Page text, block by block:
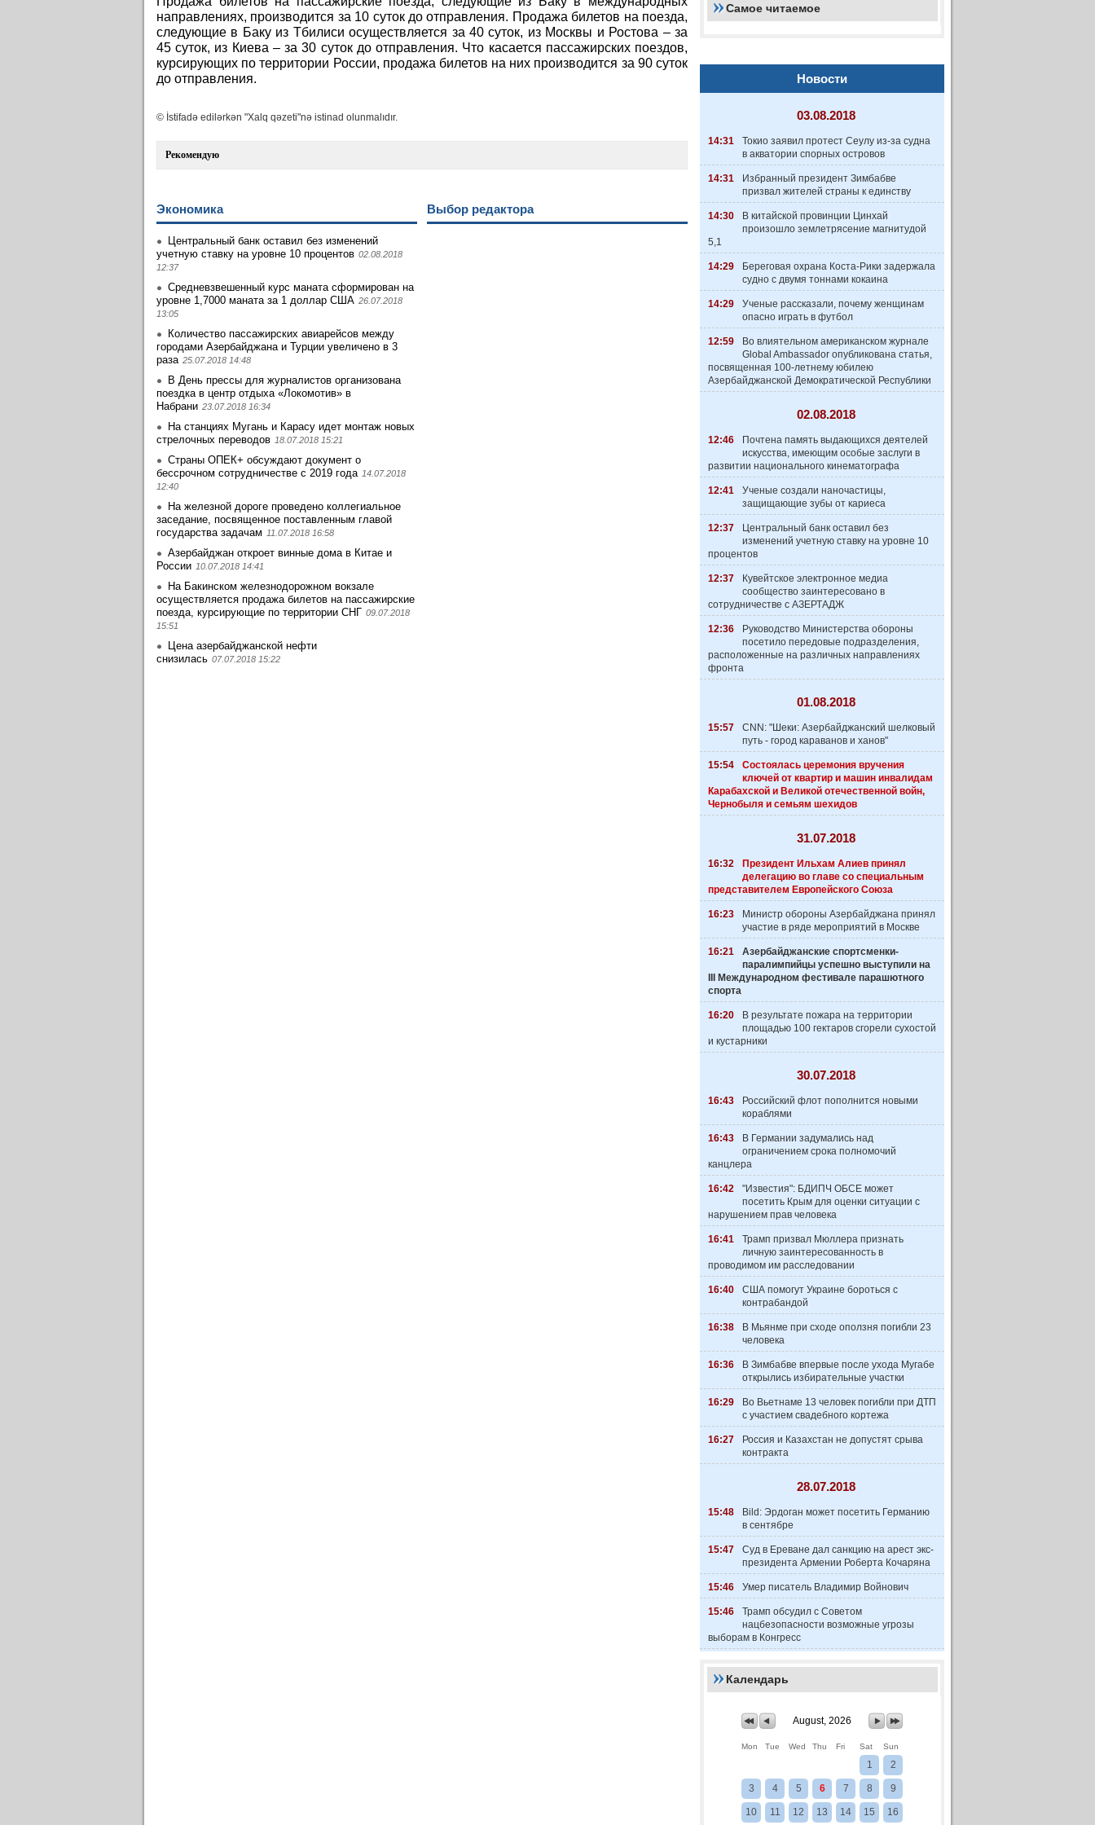
направлениях, производится за 10 суток до отправления. Продажа билетов на поезда,
следующие в Баку из Тбилиси осуществляется за 40 суток, из Москвы и Ростова – за
45 суток, из Киева – за 30 суток до отправления. Что касается пассажирских поездов,
курсирующих по территории России, продажа билетов на них производится за 90 суток
до отправления.
© İstifadə edilərkən "Xalq qəzeti"nə istinad olunmalıdır.
Рекомендую
Экономика
Центральный банк оставил без изменений
учетную ставку на уровне 10 процентов 02.08.2018
12:37
Средневзвешенный курс маната сформирован на
уровне 1,7000 маната за 1 доллар США 26.07.2018
13:05
Количество пассажирских авиарейсов между
городами Азербайджана и Турции увеличено в 3
раза 25.07.2018 14:48
В День прессы для журналистов организована
поездка в центр отдыха «Локомотив» в
Набрани 23.07.2018 16:34
На станциях Мугань и Карасу идет монтаж новых
стрелочных переводов 18.07.2018 15:21
Страны ОПЕК+ обсуждают документ о
бессрочном сотрудничестве с 2019 года 14.07.2018
12:40
На железной дороге проведено коллегиальное
заседание, посвященное поставленным главой
государства задачам 11.07.2018 16:58
Азербайджан откроет винные дома в Китае и
России 10.07.2018 14:41
На Бакинском железнодорожном вокзале
осуществляется продажа билетов на пассажирские
поезда, курсирующие по территории СНГ 09.07.2018
15:51
Цена азербайджанской нефти
снизилась 07.07.2018 15:22
Выбор редактора
Самое читаемое
Новости
03.08.2018
14:31
Токио заявил протест Сеулу из-за судна
в акватории спорных островов
14:31
Избранный президент Зимбабве
призвал жителей страны к единству
14:30
В китайской провинции Цинхай
произошло землетрясение магнитудой
5,1
14:29
Береговая охрана Коста-Рики задержала
судно с двумя тоннами кокаина
14:29
Ученые рассказали, почему женщинам
опасно играть в футбол
12:59
Во влиятельном американском журнале
Global Ambassador опубликована статья,
посвященная 100-летнему юбилею
Азербайджанской Демократической Республики
02.08.2018
12:46
Почтена память выдающихся деятелей
искусства, имеющим особые заслуги в
развитии национального кинематографа
12:41
Ученые создали наночастицы,
защищающие зубы от кариеса
12:37
Центральный банк оставил без
изменений учетную ставку на уровне 10
процентов
12:37
Кувейтское электронное медиа
сообщество заинтеpесовано в
сотрудничестве с АЗЕРТАДЖ
12:36
Руководство Министерства обороны
посетило передовые подразделения,
расположенные на различных направлениях
фронта
01.08.2018
15:57
CNN: "Шеки: Азербайджанский шелковый
путь - город караванов и ханов"
15:54
Состоялась церемония вручения
ключей от квартир и машин инвалидам
Карабахской и Великой отечественной войн,
Чернобыля и семьям шехидов
31.07.2018
16:32
Президент Ильхам Алиев принял
делегацию во главе со специальным
представителем Европейского Союза
16:23
Министр обороны Азербайджана принял
участие в ряде мероприятий в Москве
16:21
Азербайджанские спортсменки-
паралимпийцы успешно выступили на
III Международном фестивале парашютного
спорта
16:20
В результате пожара на территории
площадью 100 гектаров сгорели сухостой
и кустарники
30.07.2018
16:43
Российский флот пополнится новыми
кораблями
16:43
В Германии задумались над
ограничением срока полномочий
канцлера
16:42
"Известия": БДИПЧ ОБСЕ может
посетить Крым для оценки ситуации с
нарушением прав человека
16:41
Трамп призвал Мюллера признать
личную заинтересованность в
проводимом им расследовании
16:40
США помогут Украине бороться с
контрабандой
16:38
В Мьянме при сходе оползня погибли 23
человека
16:36
В Зимбабве впервые после ухода Мугабе
открылись избирательные участки
16:29
Во Вьетнаме 13 человек погибли при ДТП
с участием свадебного кортежа
16:27
Россия и Казахстан не допустят срыва
контракта
28.07.2018
15:48
Bild: Эрдоган может посетить Германию
в сентябре
15:47
Суд в Ереване дал санкцию на арест экс-
президента Армении Роберта Кочаряна
15:46 Умер писатель Владимир Войнович
15:46
Трамп обсудил с Советом
нацбезопасности возможные угрозы
выборам в Конгресс
Календарь
August, 2026
Mon Tue Wed Thu Fri Sat Sun
1 2
3 4 5 6 7 8 9
10 11 12 13 14 15 16